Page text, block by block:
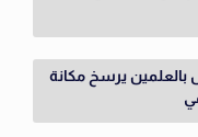
بالعلمين يرسخ مكانة